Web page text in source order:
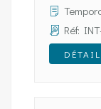
Réf: